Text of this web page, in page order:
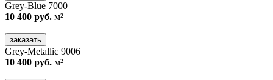
Grey-Blue 7000
10 400 руб. м²
заказать
Grey-Metallic 9006
10 400 руб. м²